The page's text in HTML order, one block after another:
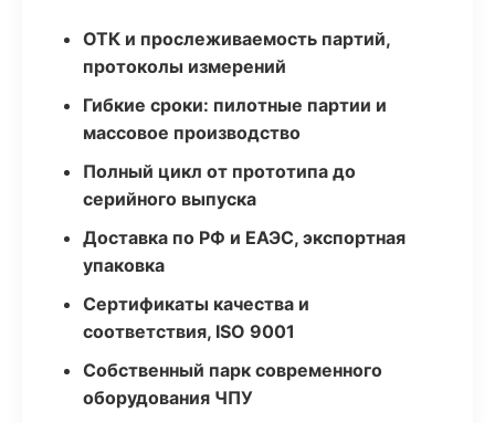
ОТК и прослеживаемость партий,
протоколы измерений
Гибкие сроки: пилотные партии и
массовое производство
Полный цикл от прототипа до
серийного выпуска
Доставка по РФ и ЕАЭС, экспортная
упаковка
Сертификаты качества и
соответствия, ISO 9001
Собственный парк современного
оборудования ЧПУ